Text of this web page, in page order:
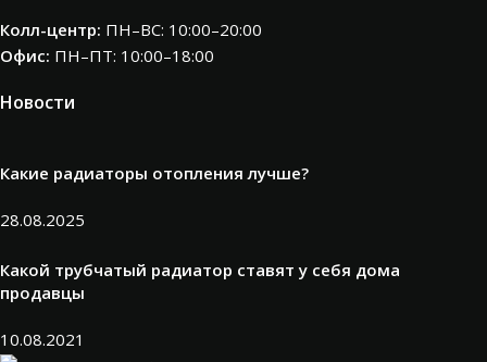
Колл-центр: ПН–ВС: 10:00–20:00​
Офис: ПН–ПТ: 10:00–18:00
Новости
Какие радиаторы отопления лучше?
28.08.2025
Какой трубчатый радиатор ставят у себя дома
продавцы
10.08.2021